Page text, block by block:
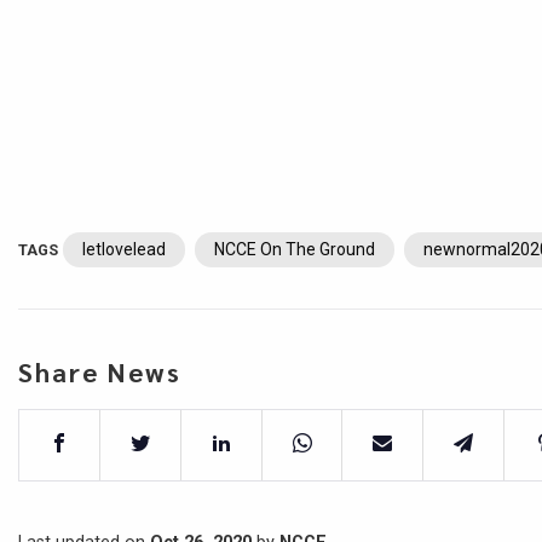
TAGS letlovelead NCCE On The Ground
Share News